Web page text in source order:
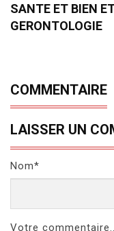
SANTE ET BIEN
GERONTOLOGIE
COMMENTAIRE
LAISSER UN
Nom*
Votre commentaire..